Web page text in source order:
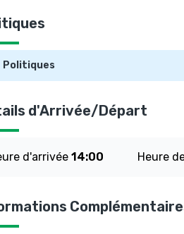
Politiques
d'Arrivée/Départ
d'arrivée 14:00 Heure